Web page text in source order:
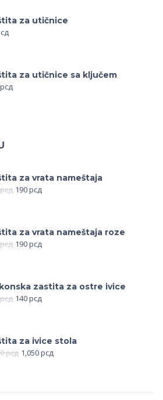
za utičnice
za utičnice sa ključem
рсд
za vrata nameštaja
рсд 190рсд
za vrata nameštaja roze
рсд 190рсд
zastita za ostre ivice
рсд 140рсд
za ivice stola
рсд 1,050рсд